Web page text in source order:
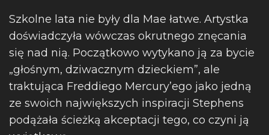
Szkolne lata nie były dla Mae łatwe. Artystka
doświadczyła wówczas okrutnego znęcania
się nad nią. Początkowo wytykano ją za bycie
„głośnym, dziwacznym dzieckiem”, ale
traktująca Freddiego Mercury’ego jako jedną
ze swoich największych inspiracji Stephens
podążała ścieżką akceptacji tego, co czyni ją